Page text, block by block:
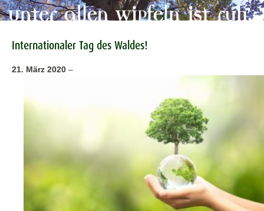
Internationaler Tag des Waldes!
21. März 2020 –